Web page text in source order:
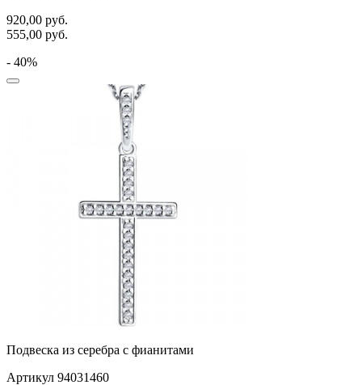
920,00 руб.
555,00 руб.
- 40%
Подвеска из серебра с фианитами
Артикул 94031460